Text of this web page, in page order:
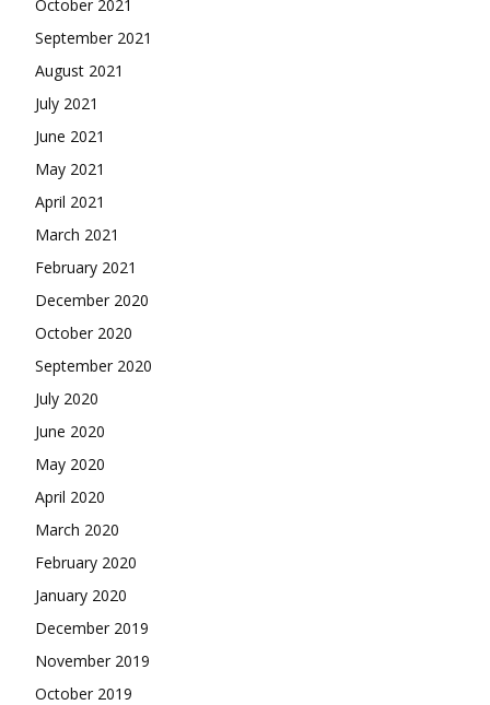
October 2021
September 2021
August 2021
July 2021
June 2021
May 2021
April 2021
March 2021
February 2021
December 2020
October 2020
September 2020
July 2020
June 2020
May 2020
April 2020
March 2020
February 2020
January 2020
December 2019
November 2019
October 2019